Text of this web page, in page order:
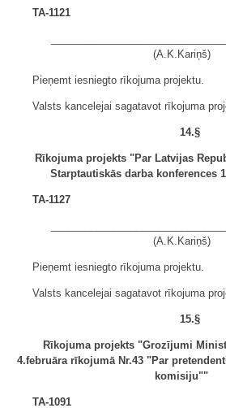
TA-1121
(A.K.Kariņš)
Pieņemt iesniegto rīkojuma projektu.
Valsts kancelejai sagatavot rīkojuma
14.§
Rīkojuma projekts "Par Latvijas
Starptautiskās darba konferences
TA-1127
(A.K.Kariņš)
Pieņemt iesniegto rīkojuma projektu.
Valsts kancelejai sagatavot rīkojuma
15.§
Rīkojuma projekts "Grozījumi
4.februāra rīkojumā Nr.43 "Par
komisiju""
TA-1091